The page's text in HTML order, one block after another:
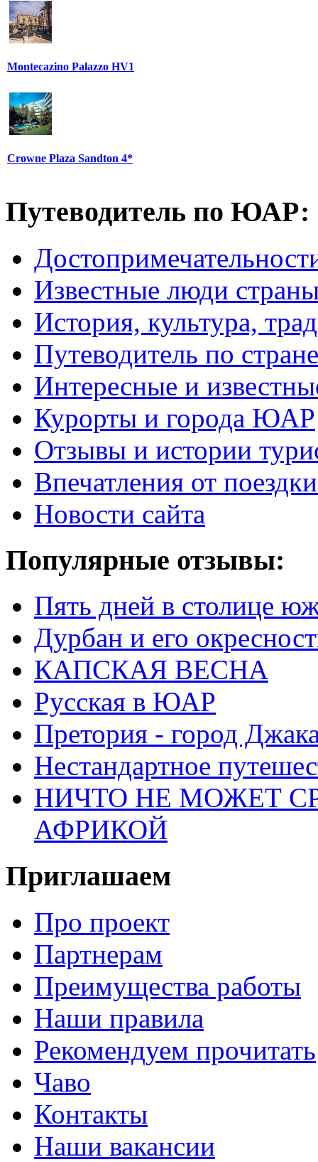
Montecazino Palazzo HV1
Crowne Plaza Sandton 4*
Путеводитель по ЮАР:
Известные люди
История, культура,
Путеводитель по стране
Интересные и
Курорты и города ЮАР
Отзывы и истории
Впечатления от
Новости сайта
Популярные отзывы:
Пять дней в столице
Дурбан и его
КАПСКАЯ ВЕСНА
Русская в ЮАР
Претория - город
Нестандартное
НИЧТО НЕ МОЖЕТ
АФРИКОЙ
Приглашаем
Про проект
Партнерам
Преимущества работы
Наши правила
Рекомендуем прочитать
Чаво
Контакты
Наши вакансии